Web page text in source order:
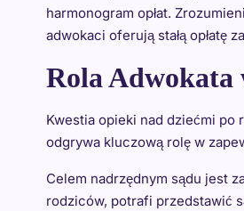
harmonogram opłat.
adwokaci oferują stałą opłatę
Rola Adwokata
Kwestia opieki nad dziećmi
odgrywa kluczową rolę w
Celem nadrzędnym sądu jest
rodziców, potrafi przedstawić